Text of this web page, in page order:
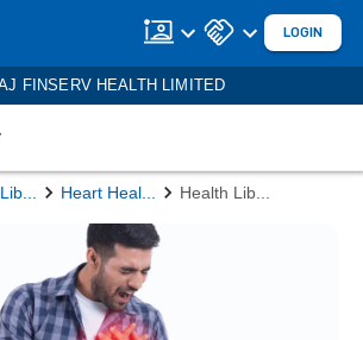
LOGIN
FINSERV HEALTH LIMITED
Heart Heal Health Lib